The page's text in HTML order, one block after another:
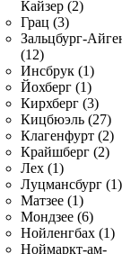
Кайзер (2)
Грац (3)
Зальцбург-
(12)
Инсбрук (1)
Йохберг (1)
Кирхберг (3)
Кицбюэль (27)
Клагенфурт (2)
Крайшберг (2)
Лех (1)
Луцмансбург (1)
Матзее (1)
Мондзее (6)
Нойленгбах (1)
Ноймаркт-ам-